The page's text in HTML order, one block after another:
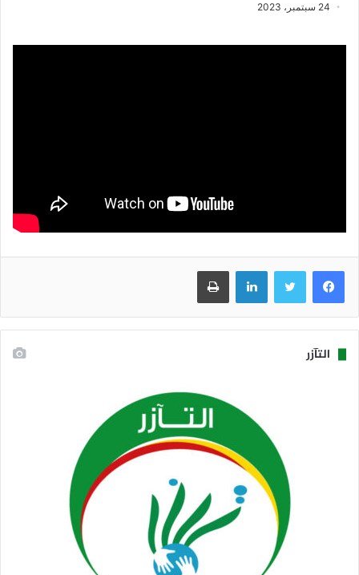
24 سبتمبر، 2023
فيسبوك تويتر لينكدإن طباعة
التآزر